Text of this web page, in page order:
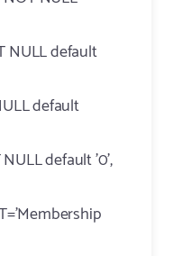
NULL default
default
default '0',